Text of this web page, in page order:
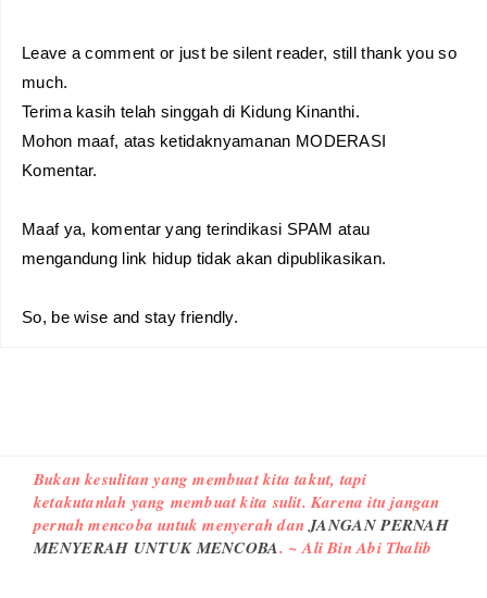
Leave a comment or just be silent reader, still thank you so
much.
Terima kasih telah singgah di Kidung Kinanthi.
Mohon maaf, atas ketidaknyamanan MODERASI
Komentar.
Maaf ya, komentar yang terindikasi SPAM atau
mengandung link hidup tidak akan dipublikasikan.
So, be wise and stay friendly.
Bukan kesulitan yang membuat kita takut, tapi
ketakutanlah yang membuat kita sulit. Karena itu jangan
pernah mencoba untuk menyerah danJANGAN PERNAH
MENYERAH UNTUK MENCOBA. ~ Ali Bin Abi Thalib